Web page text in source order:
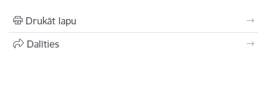
Drukāt lapu
Dalīties